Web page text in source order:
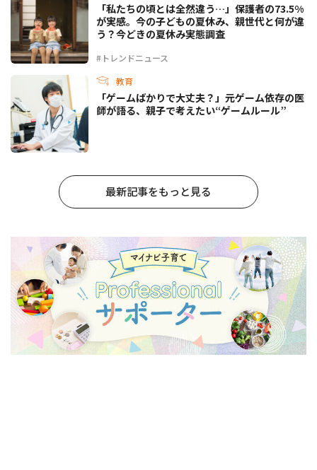
#トレンドニュース
「私たちの頃とは全然違う…」保護者の73.5%
が実感。今の子どもの夏休み、親世代と何が違
う？今どきの夏休み実態調査
教育
「ゲームばかりで大丈夫？」元ゲーム依存の医
師が語る、親子で考えたい“ゲームルール”
最新記事をもっと見る